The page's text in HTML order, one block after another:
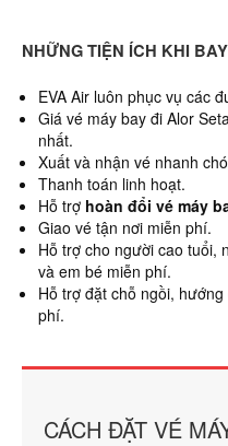
NHỮNG TIỆN ÍCH KHI
EVA Air luôn phục vụ các
Giá vé máy bay đi Alor
nhất.
Xuất và nhận vé nhanh
Thanh toán linh hoạt.
Hỗ trợ hoàn đổi vé máy
Giao vé tận nơi miễn phí.
Hỗ trợ cho người cao tuổi,
và em bé miễn phí.
Hỗ trợ đặt chỗ ngồi,
phí.
CÁCH ĐẶT VÉ